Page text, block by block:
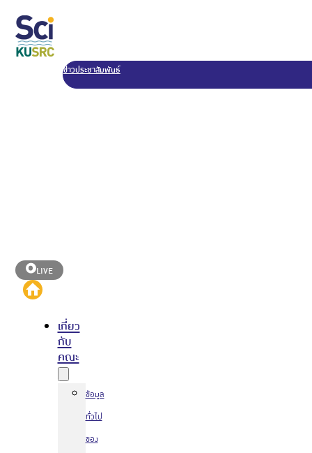
ข่าวประชาสัมพันธ์
LIVE
เกี่ยว
กับ
คณะ
ข้อมูล
ทั่วไป
ของ